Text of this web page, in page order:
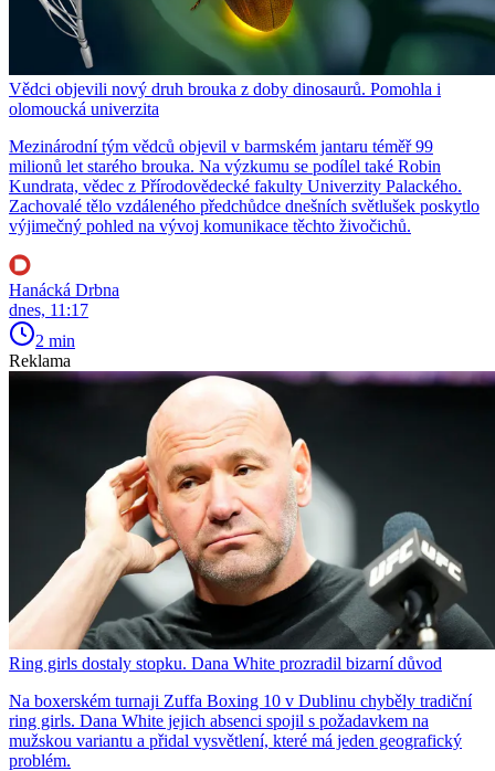
Vědci objevili nový druh brouka z doby dinosaurů. Pomohla i
olomoucká univerzita
Mezinárodní tým vědců objevil v barmském jantaru téměř 99
milionů let starého brouka. Na výzkumu se podílel také Robin
Kundrata, vědec z Přírodovědecké fakulty Univerzity Palackého.
Zachovalé tělo vzdáleného předchůdce dnešních světlušek poskytlo
výjimečný pohled na vývoj komunikace těchto živočichů.
Hanácká Drbna
dnes, 11:17
2 min
Reklama
Ring girls dostaly stopku. Dana White prozradil bizarní důvod
Na boxerském turnaji Zuffa Boxing 10 v Dublinu chyběly tradiční
ring girls. Dana White jejich absenci spojil s požadavkem na
mužskou variantu a přidal vysvětlení, které má jeden geografický
problém.